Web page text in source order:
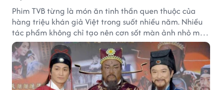
Phim TVB từng là món ăn tinh thần quen thuộc của
hàng triệu khán giả Việt trong suốt nhiều năm. Nhiều
tác phẩm không chỉ tạo nên cơn sốt màn ảnh nhỏ mà
còn trở thành ký ức khó quên của cả một thế hệ.